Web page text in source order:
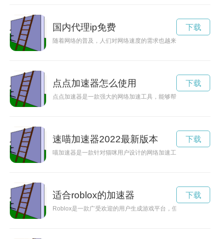
国内代理ip免费
随着网络的普及，人们对网络速度的需求也越来越高，为了提
下载
点点加速器怎么使用
点点加速器是一款强大的网络加速工具，能够帮助用户加快网
下载
速喵加速器2022最新版本
喵加速器是一款针对猫咪用户设计的网络加速工具，能够帮助
下载
适合roblox的加速器
Roblox是一款广受欢迎的用户生成游戏平台，但有时候在游玩
下载